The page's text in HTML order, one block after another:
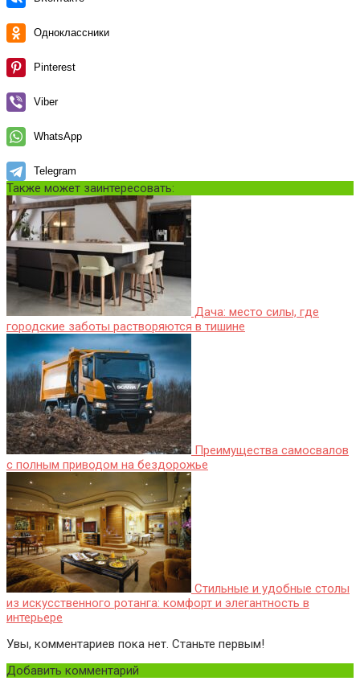
Одноклассники
Pinterest
Viber
WhatsApp
Telegram
Также может заинтересовать:
Дача: место силы, где
городские заботы растворяются в тишине
Преимущества самосвалов
с полным приводом на бездорожье
Стильные и удобные столы
из искусственного ротанга: комфорт и элегантность в
интерьере
Увы, комментариев пока нет. Станьте первым!
Добавить комментарий